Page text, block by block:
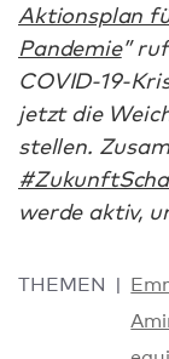
Aktionsplan
Pandemie”
COVID-19-
jetzt die
stellen.
werde aktiv,
THEMEN